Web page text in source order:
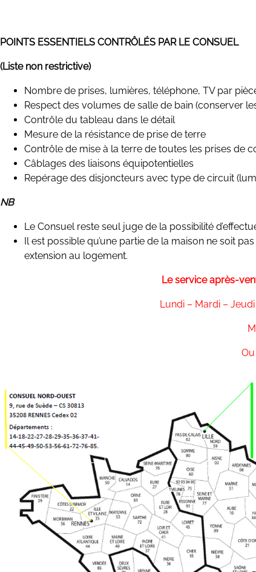
POINTS ESSENTIELS CONTRÔLÉS PAR LE CONSUEL
(Liste non restrictive)
Nombre de prises, lumières, téléphone, TV par
Respect des volumes de salle de bain (conserver
Contrôle du tableau dans le détail
Mesure de la résistance de prise de terre
Contrôle de mise à la terre de toutes les prises de
Câblages des liaisons équipotentielles
Repérage des disjoncteurs avec type de circuit
NB
Le Consuel reste seul juge de la possibilité
Il est possible qu’une partie de la maison ne soit
extension au logement.
Le service après-
Lundi – Mardi – Jeudi